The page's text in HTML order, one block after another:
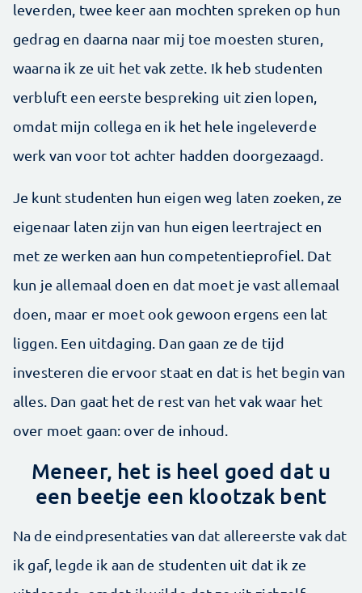
leverden, twee keer aan mochten spreken op hun
gedrag en daarna naar mij toe moesten sturen,
waarna ik ze uit het vak zette. Ik heb studenten
verbluft een eerste bespreking uit zien lopen,
omdat mijn collega en ik het hele ingeleverde
werk van voor tot achter hadden doorgezaagd.
Je kunt studenten hun eigen weg laten zoeken, ze
eigenaar laten zijn van hun eigen leertraject en
met ze werken aan hun competentieprofiel. Dat
kun je allemaal doen en dat moet je vast allemaal
doen, maar er moet ook gewoon ergens een lat
liggen. Een uitdaging. Dan gaan ze de tijd
investeren die ervoor staat en dat is het begin van
alles. Dan gaat het de rest van het vak waar het
over moet gaan: over de inhoud.
Meneer, het is heel goed dat u
een beetje een klootzak bent
Na de eindpresentaties van dat allereerste vak dat
ik gaf, legde ik aan de studenten uit dat ik ze